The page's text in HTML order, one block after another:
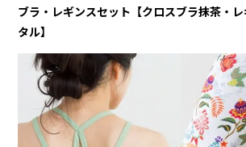
ブラ・レギンスセット【クロスブラ抹茶・
タル】